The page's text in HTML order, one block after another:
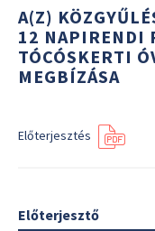
A(Z)
12 NAPIRENDI
TÓCÓSKERTI
MEGBÍZÁSA
Előterjesztés
Előterjesztő